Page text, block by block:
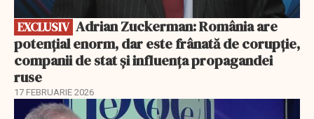
EXCLUSIV
potențial enorm, dar este frânată de corupție,
companii de stat și influența propagandei
ruse
17 FEBRUARIE 2026
EXCLUSIV